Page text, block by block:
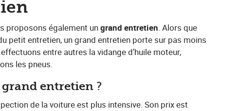
proposons également un​ grand entretien​. Alors que
petit entretien, un grand entretien porte sur pas moins
entre autres la vidange d’huile moteur,
les pneus.
entretien ​?
de la voiture est plus intensive. Son prix est